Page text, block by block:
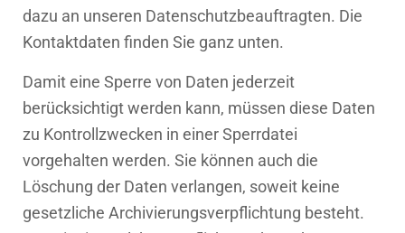
dazu an unseren Datenschutzbeauftragten. Die
Kontaktdaten finden Sie ganz unten.
Damit eine Sperre von Daten jederzeit
berücksichtigt werden kann, müssen diese Daten
zu Kontrollzwecken in einer Sperrdatei
vorgehalten werden. Sie können auch die
Löschung der Daten verlangen, soweit keine
gesetzliche Archivierungsverpflichtung besteht.